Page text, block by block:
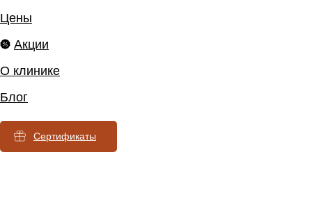
Сертификаты
О клинике
Блог
Цены
Акции